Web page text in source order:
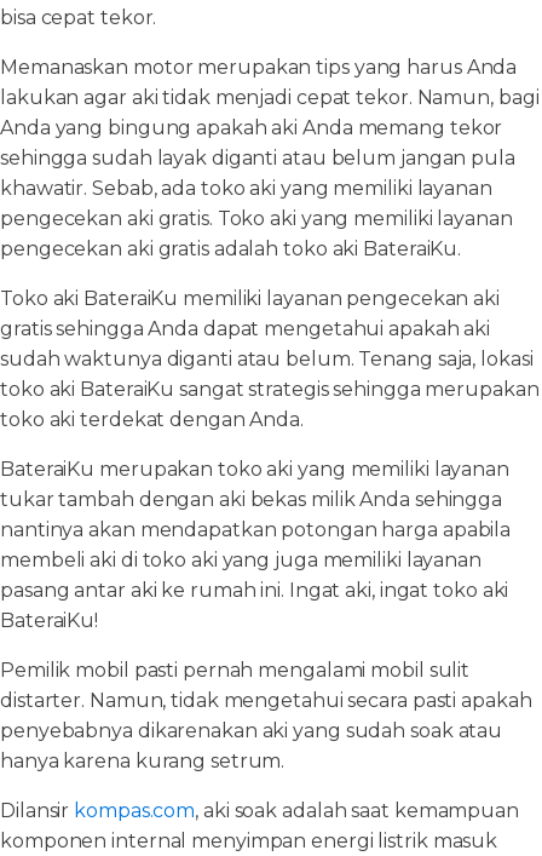
bisa cepat tekor.
Memanaskan motor merupakan tips yang harus Anda
lakukan agar aki tidak menjadi cepat tekor. Namun, bagi
Anda yang bingung apakah aki Anda memang tekor
sehingga sudah layak diganti atau belum jangan pula
khawatir. Sebab, ada toko aki yang memiliki layanan
pengecekan aki gratis. Toko aki yang memiliki layanan
pengecekan aki gratis adalah toko aki BateraiKu.
Toko aki BateraiKu memiliki layanan pengecekan aki
gratis sehingga Anda dapat mengetahui apakah aki
sudah waktunya diganti atau belum. Tenang saja, lokasi
toko aki BateraiKu sangat strategis sehingga merupakan
toko aki terdekat dengan Anda.
BateraiKu merupakan toko aki yang memiliki layanan
tukar tambah dengan aki bekas milik Anda sehingga
nantinya akan mendapatkan potongan harga apabila
membeli aki di toko aki yang juga memiliki layanan
pasang antar aki ke rumah ini. Ingat aki, ingat toko aki
BateraiKu!
Pemilik mobil pasti pernah mengalami mobil sulit
distarter. Namun, tidak mengetahui secara pasti apakah
penyebabnya dikarenakan aki yang sudah soak atau
hanya karena kurang setrum.
Dilansir kompas.com, aki soak adalah saat kemampuan
komponen internal menyimpan energi listrik masuk